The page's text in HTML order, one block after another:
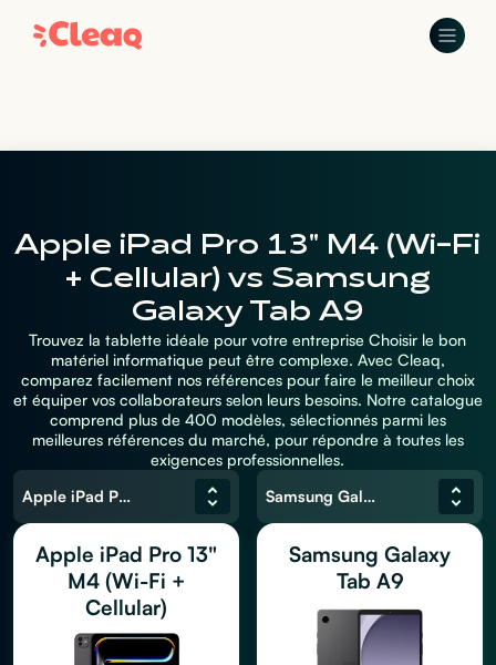
Apple iPad Pro 13" M4 (Wi-Fi
+ Cellular) vs Samsung
Galaxy Tab A9
Trouvez la tablette idéale pour votre entreprise Choisir le bon
matériel informatique peut être complexe. Avec Cleaq,
comparez facilement nos références pour faire le meilleur choix
et équiper vos collaborateurs selon leurs besoins. Notre catalogue
comprend plus de 400 modèles, sélectionnés parmi les
meilleures références du marché, pour répondre à toutes les
exigences professionnelles.
Apple iPad Pro 13" M4 (Wi-Fi + Cellular)
Apple iPad Pro 13"
M4 (Wi-Fi +
Cellular)
Samsung Galaxy Tab A9
Samsung Galaxy
Tab A9